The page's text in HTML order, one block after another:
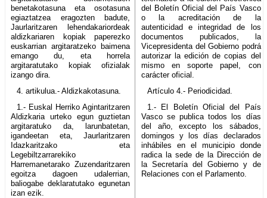
benetakotasuna eta osotasuna
egiaztatzea eragozten badute,
Jaurlaritzaren lehendakariordeak
aldizkariaren kopiak paperezko
euskarrian argitaratzeko baimena
emango du, eta horrela
argitaratutako kopiak ofizialak
izango dira.
del Boletín Oficial del País Vasco
o la acreditación de la
autenticidad e integridad de los
documentos publicados, la
Vicepresidenta del Gobierno podrá
autorizar la edición de copias del
mismo en soporte papel, con
carácter oficial.
4. artikulua.- Aldizkakotasuna.
Artículo 4.- Periodicidad.
1.- Euskal Herriko Agintaritzaren
Aldizkaria urteko egun guztietan
argitaratuko da, larunbatetan,
igandeetan eta, Jaurlaritzaren
Idazkaritzako eta
Legebiltzarrarekiko
Harremanetarako Zuzendaritzaren
egoitza dagoen udalerrian,
baliogabe deklaratutako egunetan
izan ezik.
1.- El Boletín Oficial del País
Vasco se publica todos los días
del año, excepto los sábados,
domingos y los días declarados
inhábiles en el municipio donde
radica la sede de la Dirección de
la Secretaría del Gobierno y de
Relaciones con el Parlamento.